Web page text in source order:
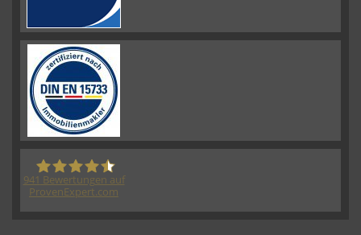
HORN IMMOBILIEN GmbH
941 Bewertungen auf
ProvenExpert.com